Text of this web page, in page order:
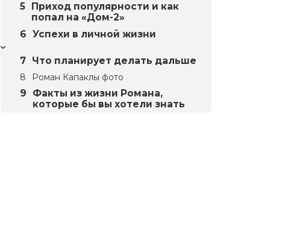
Приход популярности и как
попал на «Дом-2»
Успехи в личной жизни
Что планирует делать дальше
Роман Капаклы фото
Факты из жизни Романа,
которые бы вы хотели знать